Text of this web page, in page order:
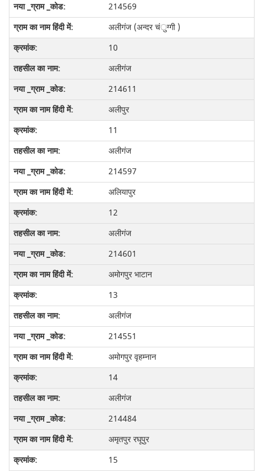
214569
अलीगंज (अन्दर चंुग्गी )
10
अलीगंज
214611
अलीपुर
11
अलीगंज
214597
अलियापुर
12
अलीगंज
214601
अमोगपुर भाटान
13
अलीगंज
214551
अमोगपुर वृहम्नान
14
अलीगंज
214484
अमृतपुर रघूपुर
15